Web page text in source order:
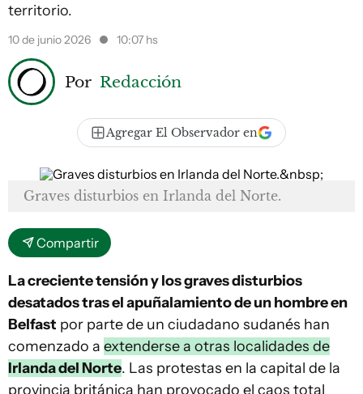
territorio.
10 de junio 2026 10:07 hs
Por Redacción
Agregar El Observador en
Graves disturbios en Irlanda del Norte.
Compartir
La creciente tensión y los graves disturbios
desatados tras el apuñalamiento de un hombre en
Belfast por parte de un ciudadano sudanés han
comenzado a extenderse a otras localidades de
Irlanda del Norte. Las protestas en la capital de la
provincia británica han provocado el caos total